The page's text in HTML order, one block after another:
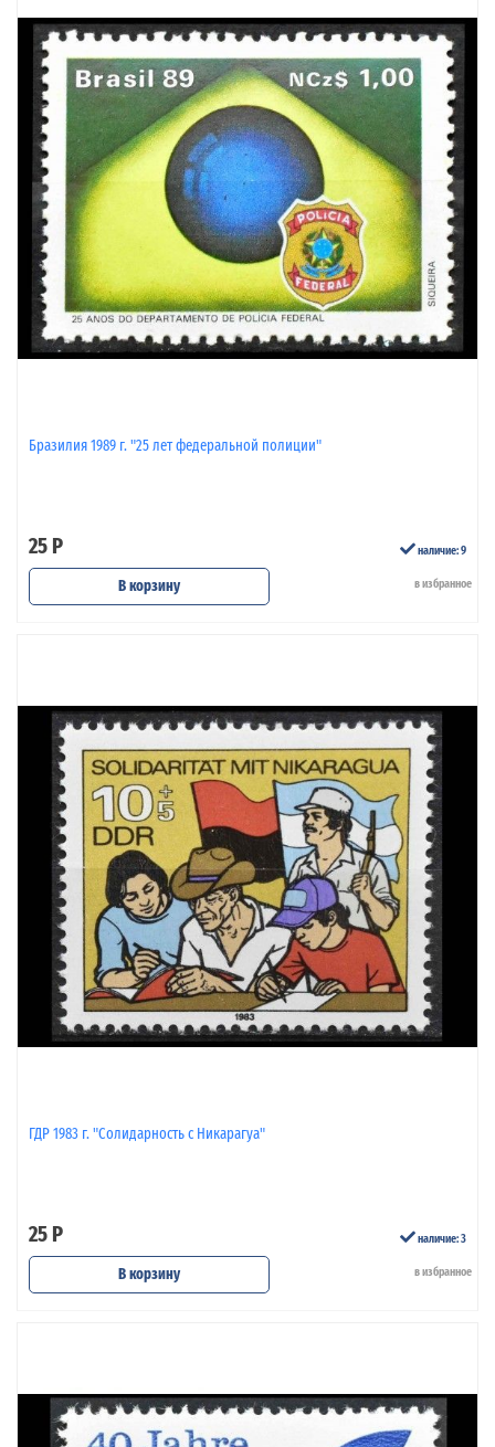
Бразилия 1989 г. "25 лет федеральной полиции"
25 Р наличие: 9
В корзину в избранное
ГДР 1983 г. "Солидарность с Никарагуа"
25 Р наличие: 3
В корзину в избранное